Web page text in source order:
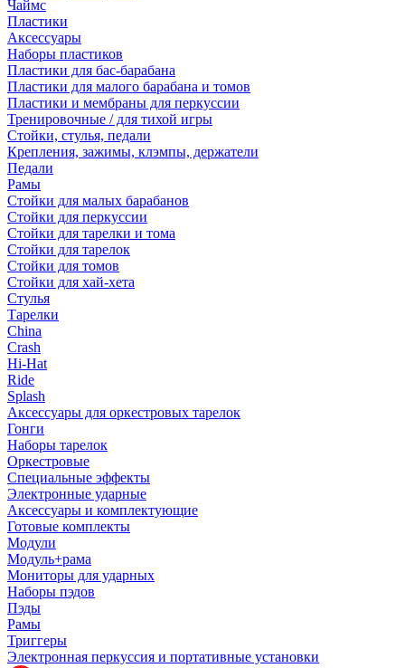
Чаймс
Пластики
Аксессуары
Наборы пластиков
Пластики для бас-барабана
Пластики для малого барабана и томов
Пластики и мембраны для перкуссии
Тренировочные / для тихой игры
Стойки, стулья, педали
Крепления, зажимы, клэмпы, держатели
Педали
Рамы
Стойки для малых барабанов
Стойки для перкуссии
Стойки для тарелки и тома
Стойки для тарелок
Стойки для томов
Стойки для хай-хета
Стулья
Тарелки
China
Crash
Hi-Hat
Ride
Splash
Аксессуары для оркестровых тарелок
Гонги
Наборы тарелок
Оркестровые
Специальные эффекты
Электронные ударные
Аксессуары и комплектующие
Готовые комплекты
Модули
Модуль+рама
Мониторы для ударных
Наборы пэдов
Пэды
Рамы
Триггеры
Электронная перкуссия и портативные установки